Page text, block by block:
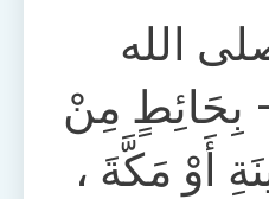
الله
بِحَائِطٍ مِنْ
أَوْ مَكَّةَ ،